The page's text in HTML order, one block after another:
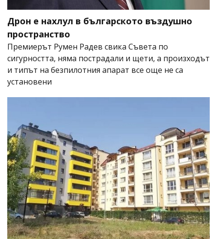
Дрон е нахлул в българското въздушно
пространство
Премиерът Румен Радев свика Съвета по
сигурността, няма пострадали и щети, а произходът
и типът на безпилотния апарат все още не са
установени